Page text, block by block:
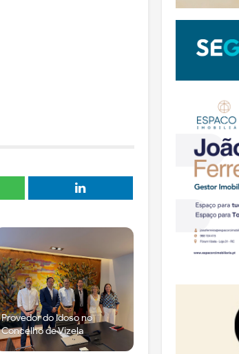
Provedor do Idoso no
Concelho de Vizela